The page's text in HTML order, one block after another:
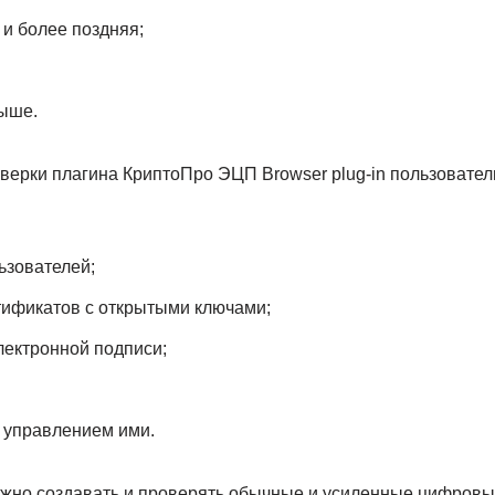
более поздняя;
плагина КриптоПро ЭЦП Browser plug-in
с открытыми ключами;
подписи;
ими.